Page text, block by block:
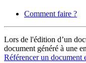
Comment faire ?
Lors de l'édition d’un
document généré à une
Référencer un document